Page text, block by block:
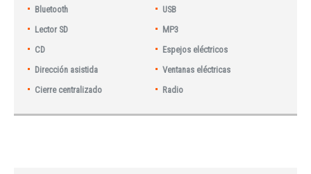
Bluetooth
USB
Lector SD
MP3
CD
Espejos eléctricos
Dirección asistida
Ventanas eléctricas
Cierre centralizado
Radio